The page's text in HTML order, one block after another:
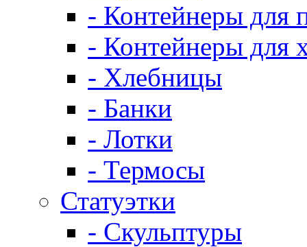
- Контейнеры для
- Контейнеры для
- Хлебницы
- Банки
- Лотки
- Термосы
Статуэтки
- Скульптуры